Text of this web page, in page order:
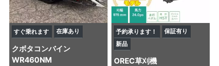
すぐ乗れます 在庫あり
クボタ コンバイン
WR460NM
予約承ります！
保証有り
新品
OREC草刈機